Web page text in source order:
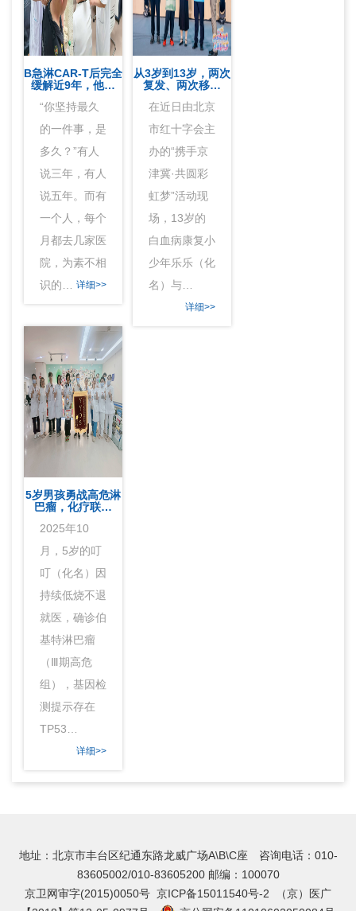
B急淋CAR-T后完全
缓解近9年，他…
“你坚持最久
的一件事，是
多久？”有人
说三年，有人
说五年。而有
一个人，每个
月都去几家医
院，为素不相
识的…
详细>>
从3岁到13岁，两次
复发、两次移…
在近日由北京
市红十字会主
办的“携手京
津冀·共圆彩
虹梦”活动现
场，13岁的
白血病康复小
少年乐乐（化
名）与…
详细>>
5岁男孩勇战高危淋
巴瘤，化疗联…
2025年10
月，5岁的叮
叮（化名）因
持续低烧不退
就医，确诊伯
基特淋巴瘤
（Ⅲ期高危
组），基因检
测提示存在
TP53…
详细>>
地址：北京市丰台区纪通东路龙威广场A\B\C座 咨询电话：010-
83605002/010-83605200 邮编：100070
京卫网审字(2015)0050号 京ICP备15011540号-2 （京）医广